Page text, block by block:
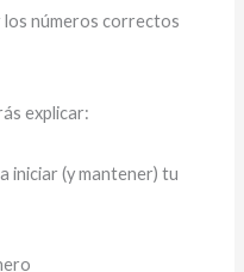
los números correctos
explicar:
iniciar (y mantener) tu